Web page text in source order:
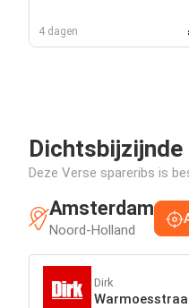
4 dagen
Deze Verse spareribs is
Amsterdam
Noord-Holland
Dirk